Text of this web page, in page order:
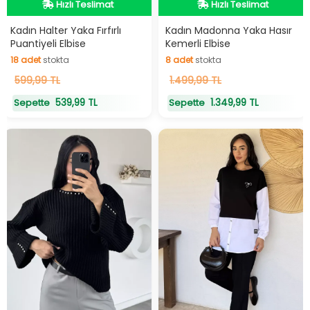
Videolu Ürün
Hızlı Teslimat
Kadın Halter Yaka Fırfırlı
Puantiyeli Elbise
18adetstokta
18adetstokta
599,99 TL
Sepette 539,99 TL
Hızlı Teslimat
Hızlı Teslimat
Kadın Madonna Yaka Hasır
Kemerli Elbise
8adetstokta
8adetstokta
1.499,99 TL
Sepette 1.349,99 TL